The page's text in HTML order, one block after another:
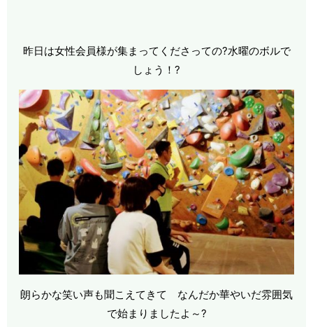
昨日は女性会員様が集まってくださっての?水曜のボルで
しょう！?
朗らかな笑い声も聞こえてきて なんだか華やいだ雰囲気
で始まりましたよ～?